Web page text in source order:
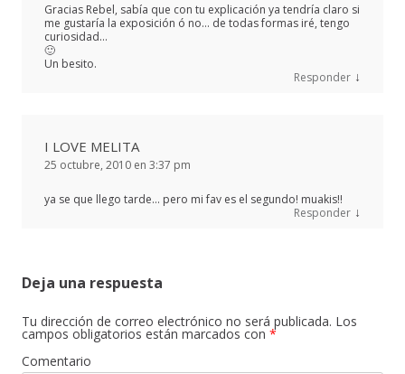
Gracias Rebel, sabía que con tu explicación ya tendría claro si
me gustaría la exposición ó no… de todas formas iré, tengo
curiosidad…
🙂
Un besito.
Responder ↓
I LOVE MELITA
25 octubre, 2010 en 3:37 pm
ya se que llego tarde… pero mi fav es el segundo! muakis!!
Responder ↓
Deja una respuesta
Tu dirección de correo electrónico no será publicada. Los
campos obligatorios están marcados con *
Comentario